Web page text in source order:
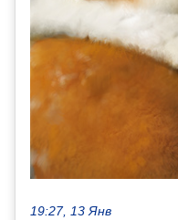
19:27, 13 Янв